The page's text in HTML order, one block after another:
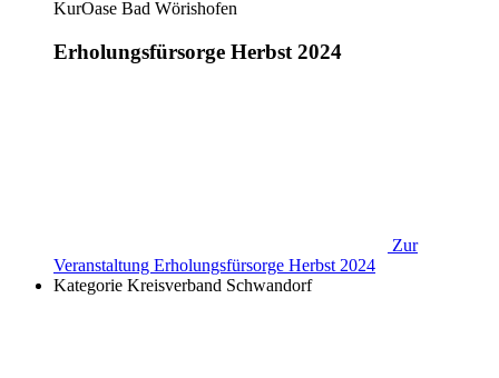
KurOase Bad Wörishofen
Erholungsfürsorge Herbst 2024
Zur
Veranstaltung Erholungsfürsorge Herbst 2024
Kategorie Kreisverband Schwandorf